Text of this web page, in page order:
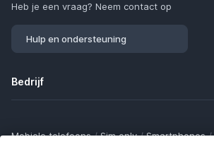
Heb je een vraag? Neem contact op
Hulp en ondersteuning
Bedrijf
Mobiele telefoons / Sim only / Smartphones /